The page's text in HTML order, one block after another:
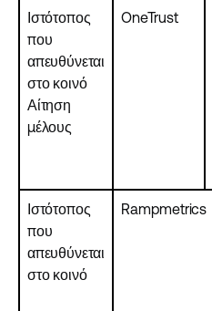
Ιστότοπος
που
απευθύνεται
στο κοινό
Αίτηση
μέλους
OneTrust
Ιστότοπος
που
απευθύνεται
στο κοινό
Rampmetrics